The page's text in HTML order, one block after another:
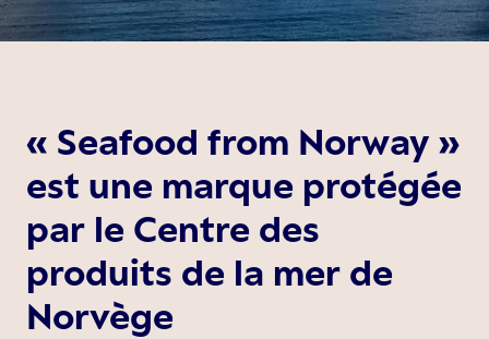
« Seafood from Norway »
est une marque protégée
par le Centre des
produits de la mer de
Norvège